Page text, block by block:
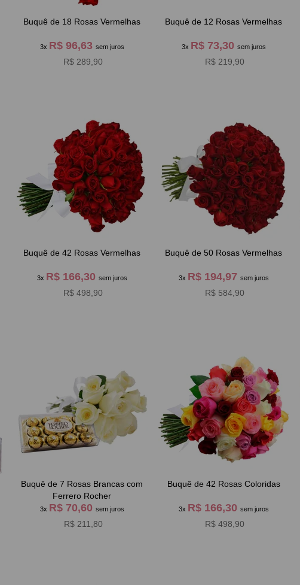
Buquê de 18 Rosas Vermelhas
3x R$ 96,63 sem juros
R$ 289,90
Buquê de 12 Rosas Vermelhas
3x R$ 73,30 sem juros
R$ 219,90
Buquê de 42 Rosas Vermelhas
3x R$ 166,30 sem juros
R$ 498,90
Buquê de 50 Rosas Vermelhas
3x R$ 194,97 sem juros
R$ 584,90
Buquê de 7 Rosas Brancas com
Ferrero Rocher
3x R$ 70,60 sem juros
R$ 211,80
Buquê de 42 Rosas Coloridas
3x R$ 166,30 sem juros
R$ 498,90